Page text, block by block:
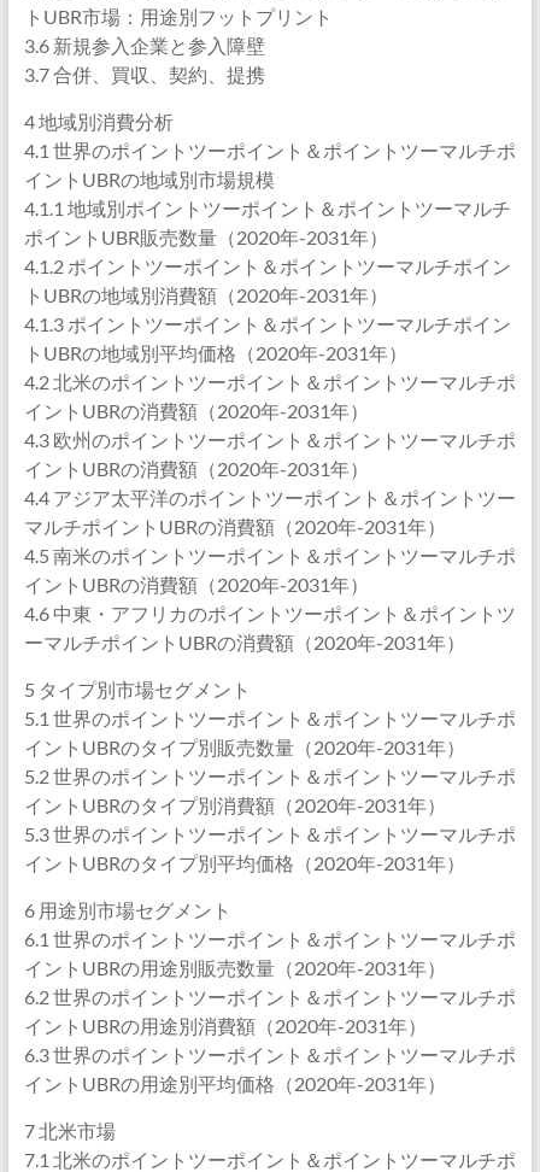
トUBR市場：用途別フットプリント
3.6 新規参入企業と参入障壁
3.7 合併、買収、契約、提携
4 地域別消費分析
4.1 世界のポイントツーポイント＆ポイントツーマルチポ
イントUBRの地域別市場規模
4.1.1 地域別ポイントツーポイント＆ポイントツーマルチ
ポイントUBR販売数量（2020年-2031年）
4.1.2 ポイントツーポイント＆ポイントツーマルチポイン
トUBRの地域別消費額（2020年-2031年）
4.1.3 ポイントツーポイント＆ポイントツーマルチポイン
トUBRの地域別平均価格（2020年-2031年）
4.2 北米のポイントツーポイント＆ポイントツーマルチポ
イントUBRの消費額（2020年-2031年）
4.3 欧州のポイントツーポイント＆ポイントツーマルチポ
イントUBRの消費額（2020年-2031年）
4.4 アジア太平洋のポイントツーポイント＆ポイントツー
マルチポイントUBRの消費額（2020年-2031年）
4.5 南米のポイントツーポイント＆ポイントツーマルチポ
イントUBRの消費額（2020年-2031年）
4.6 中東・アフリカのポイントツーポイント＆ポイントツ
ーマルチポイントUBRの消費額（2020年-2031年）
5 タイプ別市場セグメント
5.1 世界のポイントツーポイント＆ポイントツーマルチポ
イントUBRのタイプ別販売数量（2020年-2031年）
5.2 世界のポイントツーポイント＆ポイントツーマルチポ
イントUBRのタイプ別消費額（2020年-2031年）
5.3 世界のポイントツーポイント＆ポイントツーマルチポ
イントUBRのタイプ別平均価格（2020年-2031年）
6 用途別市場セグメント
6.1 世界のポイントツーポイント＆ポイントツーマルチポ
イントUBRの用途別販売数量（2020年-2031年）
6.2 世界のポイントツーポイント＆ポイントツーマルチポ
イントUBRの用途別消費額（2020年-2031年）
6.3 世界のポイントツーポイント＆ポイントツーマルチポ
イントUBRの用途別平均価格（2020年-2031年）
7 北米市場
7.1 北米のポイントツーポイント＆ポイントツーマルチポ